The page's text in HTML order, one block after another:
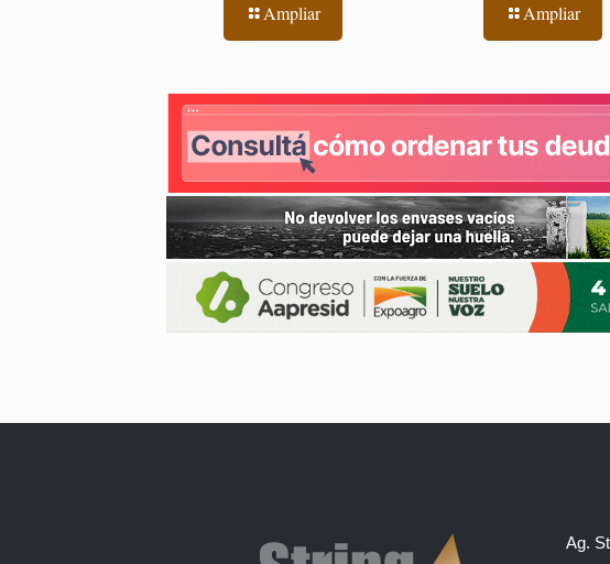
Ampliar Ampliar
Ag.